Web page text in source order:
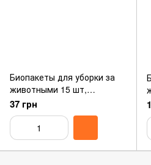
Биопакеты для уборки за
животными 15 шт,
ПетСанит(PetSanit), MODES
37 грн